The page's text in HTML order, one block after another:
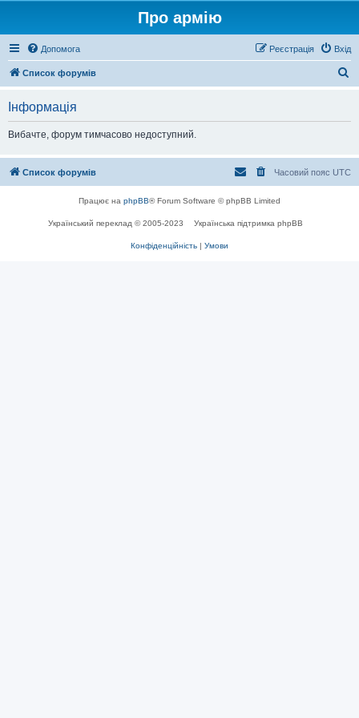
Про армію
Допомога Вхід
Реєстрація
Список форумів
Інформація
Вибачте, форум тимчасово недоступний.
Список форумів Часовий пояс UTC
Працює на phpBB® Forum Software © phpBB Limited
Український переклад © 2005-2023 Українська підтримка phpBB
Конфіденційність | Умови